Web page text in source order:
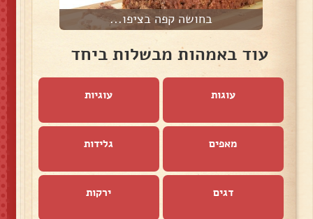
בחושה קפה בציפו...
עוד באמהות מבשלות ביחד
עוגות עוגיות
מאפים גלידות
דגים ירקות